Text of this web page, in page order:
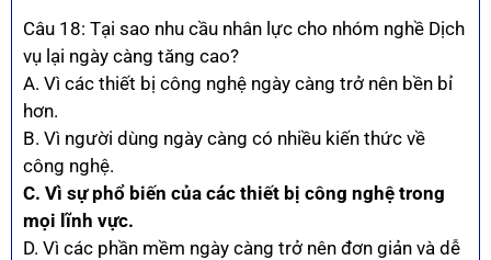
Câu 18: Tại sao nhu cầu nhân lực cho nhóm nghề Dịch
vụ lại ngày càng tăng cao?
A. Vì các thiết bị công nghệ ngày càng trở nên bền bỉ
hơn.
B. Vì người dùng ngày càng có nhiều kiến thức về
công nghệ.
C. Vì sự phổ biến của các thiết bị công nghệ trong
mọi lĩnh vực.
D. Vì các phần mềm ngày càng trở nên đơn giản và dễ